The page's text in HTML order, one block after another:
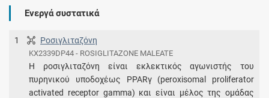
Ενεργά συστατικά
1 Ροσιγλιταζόνη
KX2339DP44 - ROSIGLITAZONE MALEATE
Η ροσιγλιταζόνη είναι εκλεκτικός αγωνιστής του
πυρηνικού υποδοχέως PPARγ (peroxisomal proliferator
activated receptor gamma) και είναι μέλος της ομάδας